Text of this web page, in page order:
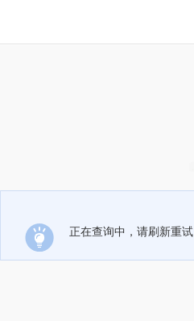
正在查询中，请刷新重试